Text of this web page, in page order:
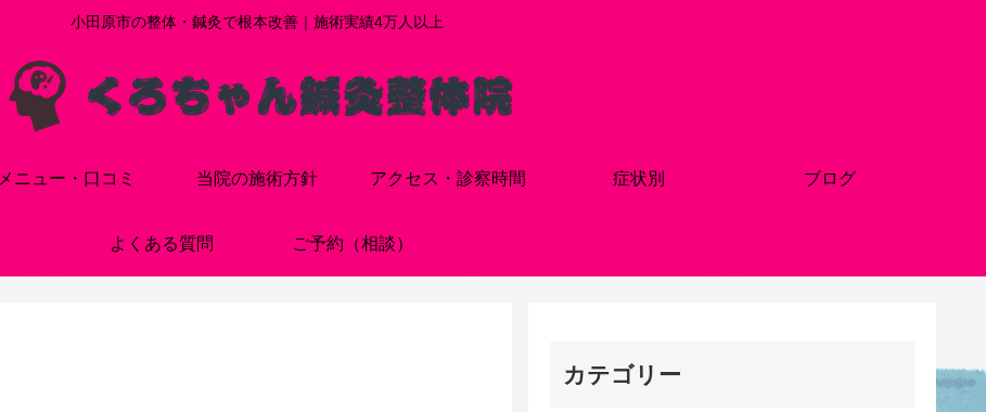
小田原市の整体・鍼灸で根本改善｜施術実績4万人以上
メニュー・口コミ 当院の施術方針 アクセス・診察時間 症状別 ブログ
よくある質問 ご予約（相談）
カテゴリー